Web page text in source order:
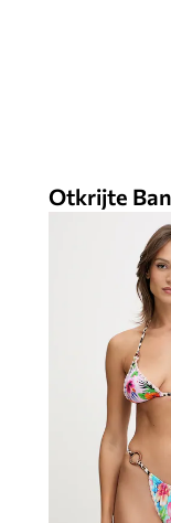
Otkrijte